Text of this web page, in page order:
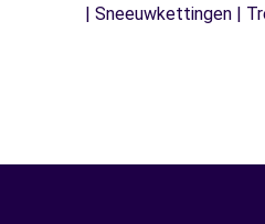
| Sneeuwkettingen |